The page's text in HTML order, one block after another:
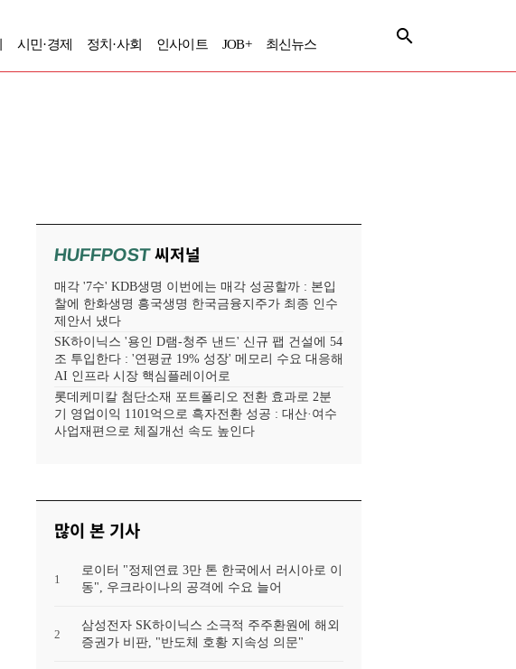
시민·경제 정치·사회 인사이트 JOB+ 최신뉴스
HUFFPOST씨저널
매각 '7수' KDB생명 이번에는 매각 성공할까 : 본입
찰에 한화생명 흥국생명 한국금융지주가 최종 인수
제안서 냈다
SK하이닉스 '용인 D램-청주 낸드' 신규 팹 건설에 54
조 투입한다 : '연평균 19% 성장' 메모리 수요 대응해
AI 인프라 시장 핵심플레이어로
롯데케미칼 첨단소재 포트폴리오 전환 효과로 2분
기 영업이익 1101억으로 흑자전환 성공 : 대산·여수
사업재편으로 체질개선 속도 높인다
많이 본 기사
1
로이터 "정제연료 3만 톤 한국에서 러시아로 이
동", 우크라이나의 공격에 수요 늘어
2
삼성전자 SK하이닉스 소극적 주주환원에 해외
증권가 비판, "반도체 호황 지속성 의문"